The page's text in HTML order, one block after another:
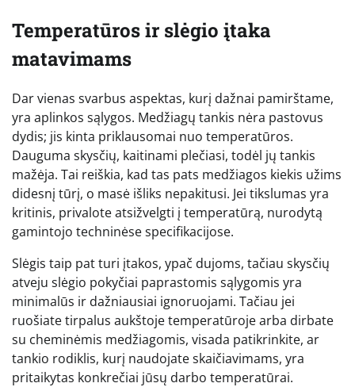
Temperatūros ir slėgio įtaka
matavimams
Dar vienas svarbus aspektas, kurį dažnai pamirštame,
yra aplinkos sąlygos. Medžiagų tankis nėra pastovus
dydis; jis kinta priklausomai nuo temperatūros.
Dauguma skysčių, kaitinami plečiasi, todėl jų tankis
mažėja. Tai reiškia, kad tas pats medžiagos kiekis užims
didesnį tūrį, o masė išliks nepakitusi. Jei tikslumas yra
kritinis, privalote atsižvelgti į temperatūrą, nurodytą
gamintojo techninėse specifikacijose.
Slėgis taip pat turi įtakos, ypač dujoms, tačiau skysčių
atveju slėgio pokyčiai paprastomis sąlygomis yra
minimalūs ir dažniausiai ignoruojami. Tačiau jei
ruošiate tirpalus aukštoje temperatūroje arba dirbate
su cheminėmis medžiagomis, visada patikrinkite, ar
tankio rodiklis, kurį naudojate skaičiavimams, yra
pritaikytas konkrečiai jūsų darbo temperatūrai.